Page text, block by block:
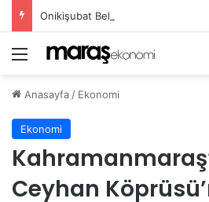
Menü
Anasayfa / Ekonomi
Ekonomi
Ceyhan